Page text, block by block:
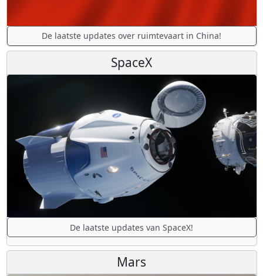
De laatste updates over ruimtevaart in China!
SpaceX
De laatste updates van SpaceX!
Mars